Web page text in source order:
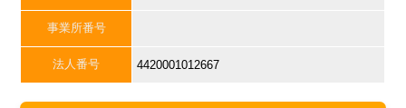
事業所番号
法人番号 4420001012667